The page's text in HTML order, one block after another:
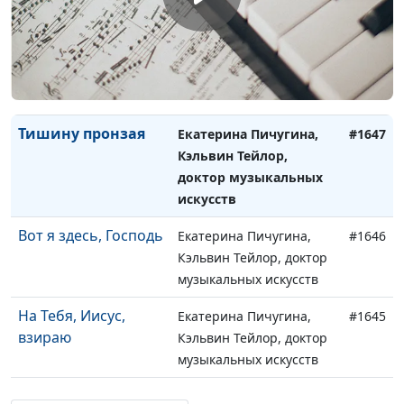
музыкальных искусств
Так возлюбил Бог
мир
Екатерина Пичугина,
Кэльвин Тейлор, доктор
музыкальных искусств
Тишину пронзая
Екатерина Пичугина,
Кэльвин Тейлор,
доктор музыкальных
искусств
#1647
Вот я здесь, Господь
Екатерина Пичугина,
Кэльвин Тейлор, доктор
музыкальных искусств
#1646
На Тебя, Иисус,
взираю
Екатерина Пичугина,
Кэльвин Тейлор, доктор
музыкальных искусств
#1645
Я иду к Тебе,
Екатерина Пичугина,